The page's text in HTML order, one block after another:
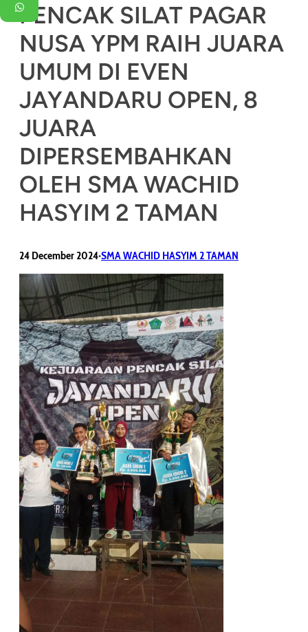
PENCAK SILAT PAGAR
NUSA YPM RAIH JUARA
UMUM DI EVEN
JAYANDARU OPEN, 8
JUARA
DIPERSEMBAHKAN
OLEH SMA WACHID
HASYIM 2 TAMAN
24 December 2024•SMA WACHID HASYIM 2 TAMAN
WhatsApp